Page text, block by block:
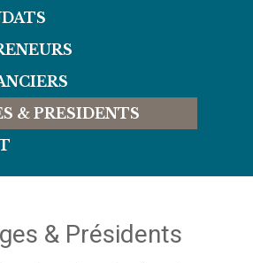
& PRESIDENTS
& Présidents